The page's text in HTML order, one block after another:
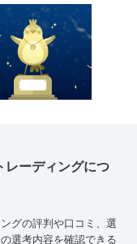
レーディングにつ
グの評判や口コミ、選
選考内容を確認できる